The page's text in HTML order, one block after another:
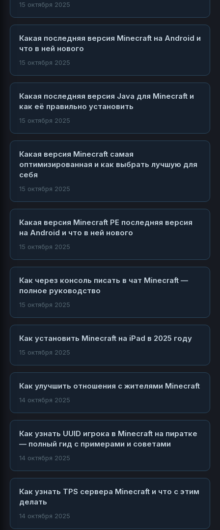
15 октября 2025
Какая последняя версия Minecraft на Android и
что в ней нового
15 октября 2025
Какая последняя версия Java для Minecraft и
как её правильно установить
15 октября 2025
Какая версия Minecraft самая
оптимизированная и как выбрать лучшую для
себя
15 октября 2025
Какая версия Minecraft PE последняя версия
на Android и что в ней нового
15 октября 2025
Как через консоль писать в чат Minecraft —
полное руководство
15 октября 2025
Как установить Minecraft на iPad в 2025 году
15 октября 2025
Как улучшить отношения с жителями Minecraft
14 октября 2025
Как узнать UUID игрока в Minecraft на пиратке
— полный гид с примерами и советами
14 октября 2025
Как узнать TPS сервера Minecraft и что с этим
делать
14 октября 2025